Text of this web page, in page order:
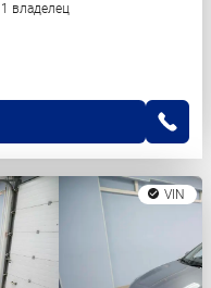
1 владелец
VIN